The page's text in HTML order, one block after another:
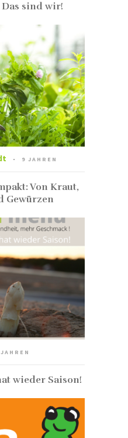
sind wir!
9 JAHREN
Von Kraut,
Gewürzen
wieder Saison!